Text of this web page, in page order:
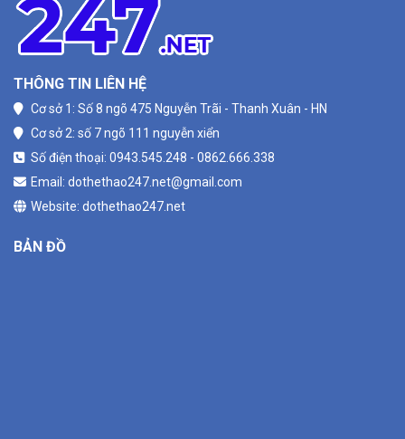
THÔNG TIN LIÊN HỆ
Cơ sở 1: Số 8 ngõ 475 Nguyễn Trãi - Thanh Xuân - HN
Cơ sở 2: số 7 ngõ 111 nguyễn xiển
Số điện thoại: 0943.545.248 - 0862.666.338
Email: dothethao247.net@gmail.com
Website: dothethao247.net
BẢN ĐỒ